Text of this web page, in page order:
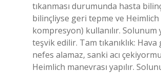
tıkanması durumunda hasta
bilinçliyse geri tepme ve
kompresyon) kullanılır. Solunum
teşvik edilir. Tam tıkanıklık:
nefes alamaz, sanki acı
Heimlich manevrası yapılır.